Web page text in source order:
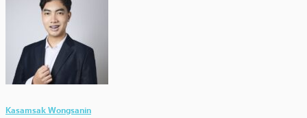
Kasamsak Wongsanin